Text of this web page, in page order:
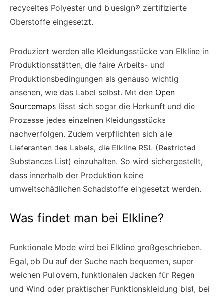
recyceltes Polyester und bluesign® zertifizierte
Oberstoffe eingesetzt.
Produziert werden alle Kleidungsstücke von Elkline in
Produktionsstätten, die faire Arbeits- und
Produktionsbedingungen als genauso wichtig
ansehen, wie das Label selbst. Mit den Open
Sourcemaps lässt sich sogar die Herkunft und die
Prozesse jedes einzelnen Kleidungsstücks
nachverfolgen. Zudem verpflichten sich alle
Lieferanten des Labels, die Elkline RSL (Restricted
Substances List) einzuhalten. So wird sichergestellt,
dass innerhalb der Produktion keine
umweltschädlichen Schadstoffe eingesetzt werden.
Was findet man bei Elkline?
Funktionale Mode wird bei Elkline großgeschrieben.
Egal, ob Du auf der Suche nach bequemen, super
weichen Pullovern, funktionalen Jacken für Regen
und Wind oder praktischer Funktionskleidung bist, bei